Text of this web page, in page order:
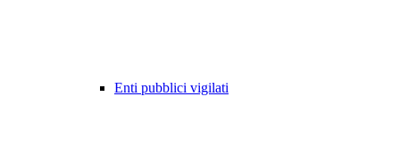
Enti pubblici vigilati